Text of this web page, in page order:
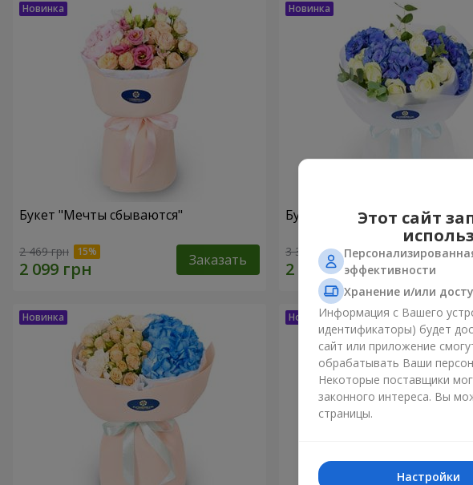
Букет "Мечты сбываются"
2 469 грн Заказать
Букет "Грезы"
3 324 грн
Этот сайт
эффективности
Хранение и/или
Информация с Вашего
идентификаторы) будет
сайт или приложение
обрабатывать Ваши
Некоторые поставщики
законного интереса. Вы
страницы.
Настройки